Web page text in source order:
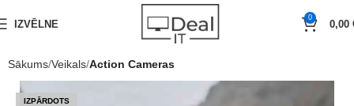
IZVĒLNE
0
0,00
Sākums Veikals Action Cameras
IZPĀRDOTS